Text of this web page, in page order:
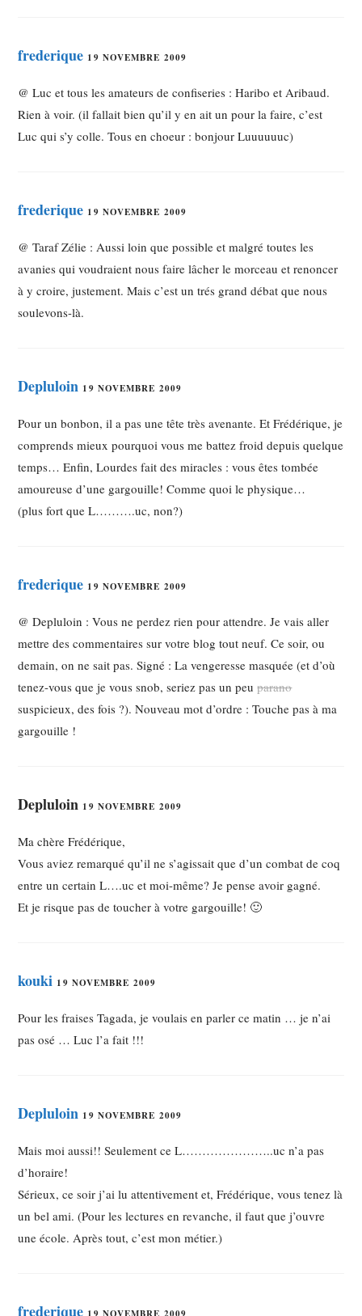
frederique 19 NOVEMBRE 2009
@ Luc et tous les amateurs de confiseries : Haribo et Aribaud.
Rien à voir. (il fallait bien qu’il y en ait un pour la faire, c’est
Luc qui s’y colle. Tous en choeur : bonjour Luuuuuuc)
frederique 19 NOVEMBRE 2009
@ Taraf Zélie : Aussi loin que possible et malgré toutes les
avanies qui voudraient nous faire lâcher le morceau et renoncer
à y croire, justement. Mais c’est un trés grand débat que nous
soulevons-là.
Depluloin 19 NOVEMBRE 2009
Pour un bonbon, il a pas une tête très avenante. Et Frédérique, je
comprends mieux pourquoi vous me battez froid depuis quelque
temps… Enfin, Lourdes fait des miracles : vous êtes tombée
amoureuse d’une gargouille! Comme quoi le physique…
(plus fort que L……….uc, non?)
frederique 19 NOVEMBRE 2009
@ Depluloin : Vous ne perdez rien pour attendre. Je vais aller
mettre des commentaires sur votre blog tout neuf. Ce soir, ou
demain, on ne sait pas. Signé : La vengeresse masquée (et d’où
tenez-vous que je vous snob, seriez pas un peuparano
suspicieux, des fois ?). Nouveau mot d’ordre : Touche pas à ma
gargouille !
Depluloin 19 NOVEMBRE 2009
Ma chère Frédérique,
Vous aviez remarqué qu’il ne s’agissait que d’un combat de coq
entre un certain L….uc et moi-même? Je pense avoir gagné.
Et je risque pas de toucher à votre gargouille! 🙂
kouki 19 NOVEMBRE 2009
Pour les fraises Tagada, je voulais en parler ce matin … je n’ai
pas osé … Luc l’a fait !!!
Depluloin 19 NOVEMBRE 2009
Mais moi aussi!! Seulement ce L…………………..uc n’a pas
d’horaire!
Sérieux, ce soir j’ai lu attentivement et, Frédérique, vous tenez là
un bel ami. (Pour les lectures en revanche, il faut que j’ouvre
une école. Après tout, c’est mon métier.)
frederique